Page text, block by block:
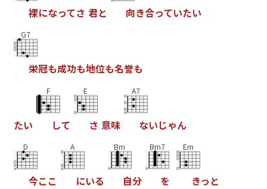
裸になってさ 君と 向き合っていたい
G7
栄冠も成功も地位も名誉も
たい
F
して
E
さ 意味
A7
ないじゃん
D
今こ こ
A
にいる
Bm
自分
Bm7
を
Em
きっ と